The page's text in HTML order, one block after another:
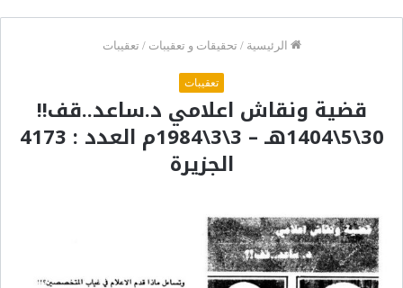
الرئيسية / تحقيقات و تعقيبات / تعقيبات
تعقيبات
قضية ونقاش اعلامي د.ساعد..قف!!
30\5\1404هـ – 3\3\1984م العدد : 4173
الجزيرة